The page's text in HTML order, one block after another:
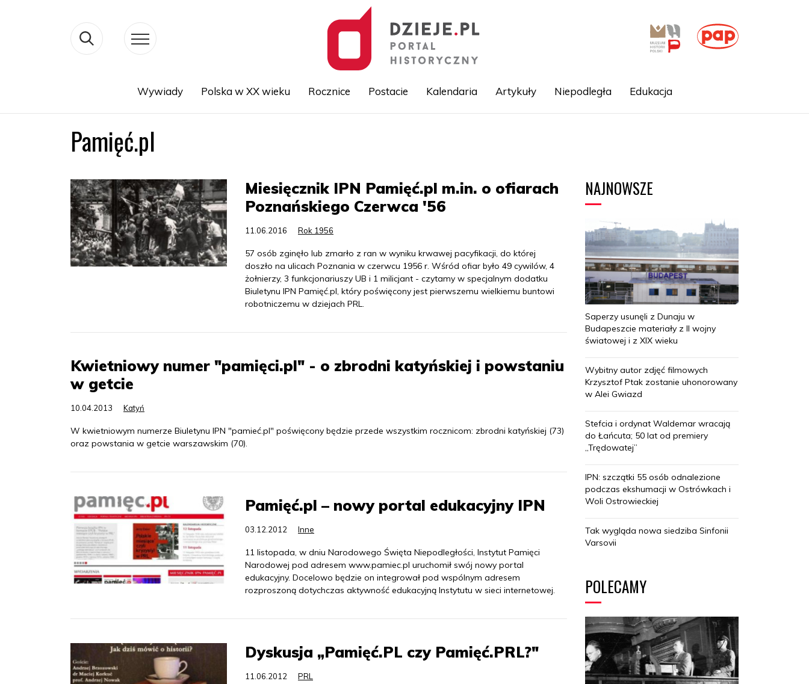
Wywiady Polska w XX wieku Rocznice Postacie Kalendaria Artykuły Niepodległa Edukacja
Pamięć.pl
Miesięcznik IPN Pamięć.pl m.in. o ofiarach
Poznańskiego Czerwca '56
11.06.2016 Rok 1956
57 osób zginęło lub zmarło z ran w wyniku krwawej pacyfikacji, do której
doszło na ulicach Poznania w czerwcu 1956 r. Wśród ofiar było 49 cywilów, 4
żołnierzy, 3 funkcjonariuszy UB i 1 milicjant - czytamy w specjalnym dodatku
Biuletynu IPN Pamięć.pl, który poświęcony jest pierwszemu wielkiemu buntowi
robotniczemu w dziejach PRL.
Kwietniowy numer "pamięci.pl" - o zbrodni katyńskiej i powstaniu
w getcie
10.04.2013 Katyń
W kwietniowym numerze Biuletynu IPN "pamieć.pl" poświęcony będzie przede wszystkim rocznicom: zbrodni katyńskiej (73)
oraz powstania w getcie warszawskim (70).
Pamięć.pl – nowy portal edukacyjny IPN
03.12.2012 Inne
11 listopada, w dniu Narodowego Święta Niepodległości, Instytut Pamięci
Narodowej pod adresem www.pamiec.pl uruchomił swój nowy portal
edukacyjny. Docelowo będzie on integrował pod wspólnym adresem
rozproszoną dotychczas aktywność edukacyjną Instytutu w sieci internetowej.
Dyskusja „Pamięć.PL czy Pamięć.PRL?"
11.06.2012 PRL
NAJNOWSZE
Saperzy usunęli z Dunaju w
Budapeszcie materiały z II wojny
światowej i z XIX wieku
Wybitny autor zdjęć filmowych
Krzysztof Ptak zostanie uhonorowany
w Alei Gwiazd
Stefcia i ordynat Waldemar wracają
do Łańcuta; 50 lat od premiery
„Trędowatej”
IPN: szczątki 55 osób odnalezione
podczas ekshumacji w Ostrówkach i
Woli Ostrowieckiej
Tak wygląda nowa siedziba Sinfonii
Varsovii
POLECAMY